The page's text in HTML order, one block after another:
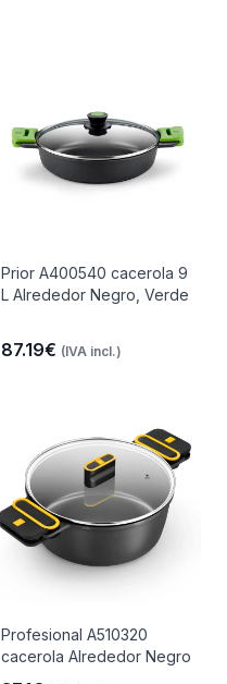
Prior A400540 cacerola 9
L Alrededor Negro, Verde
87.19€ (IVA incl.)
Profesional A510320
cacerola Alrededor Negro